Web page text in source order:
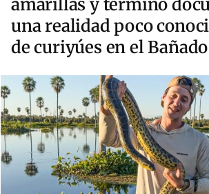
amarillas y terminó
una realidad poco
de curiyúes en el